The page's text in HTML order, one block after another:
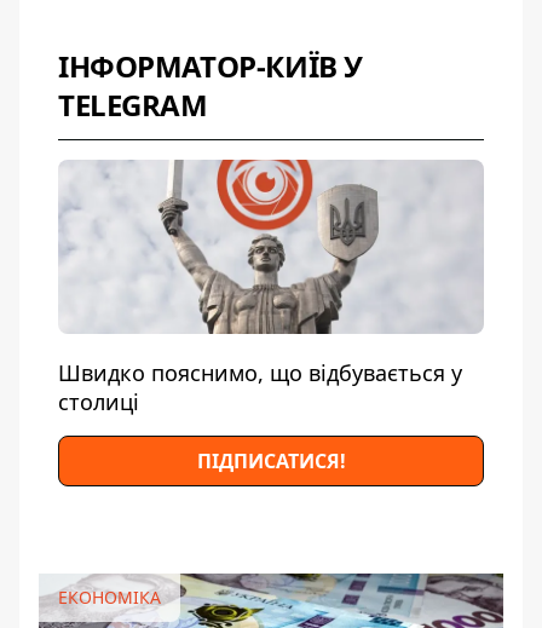
ІНФОРМАТОР-КИЇВ У
TELEGRAM
Швидко пояснимо, що відбувається у
столиці
ПІДПИСАТИСЯ!
ЕКОНОМІКА